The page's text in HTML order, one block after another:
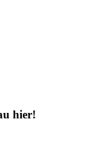
hier!